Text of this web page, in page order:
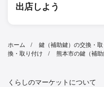
出店しよう
ホーム 鍵（補助鍵）の交換・
換・取り付け
熊本市の鍵（補
くらしのマーケットについて